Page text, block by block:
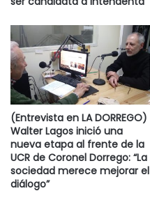
(Entrevista en LA DORREGO)
Walter Lagos inició una
nueva etapa al frente de la
UCR de Coronel Dorrego: “La
sociedad merece mejorar el
diálogo”